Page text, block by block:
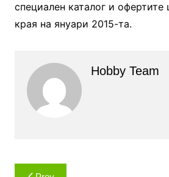
специален каталог и
края на януари 2015-та.
Hobby Team
Навигация